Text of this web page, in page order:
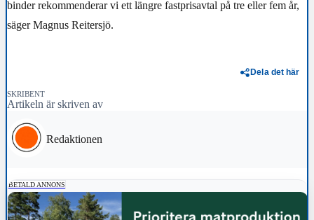
binder rekommenderar vi ett längre fastprisavtal på tre eller fem år,
säger Magnus Reitersjö.
Dela det här
SKRIBENT
Artikeln är skriven av
Redaktionen
BETALD ANNONS